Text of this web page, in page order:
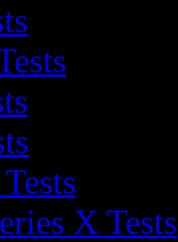
X Tests